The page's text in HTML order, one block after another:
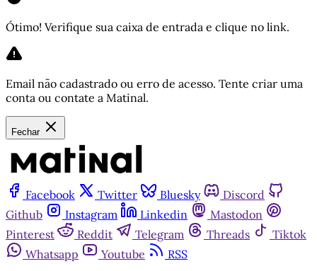
Ótimo! Verifique sua caixa de entrada e clique no link.
Email não cadastrado ou erro de acesso. Tente criar uma
conta ou contate a Matinal.
Fechar
Facebook Twitter Bluesky
Discord
Github
Instagram Linkedin
Mastodon
Pinterest
Reddit Telegram Threads
Tiktok
Whatsapp
Youtube
RSS